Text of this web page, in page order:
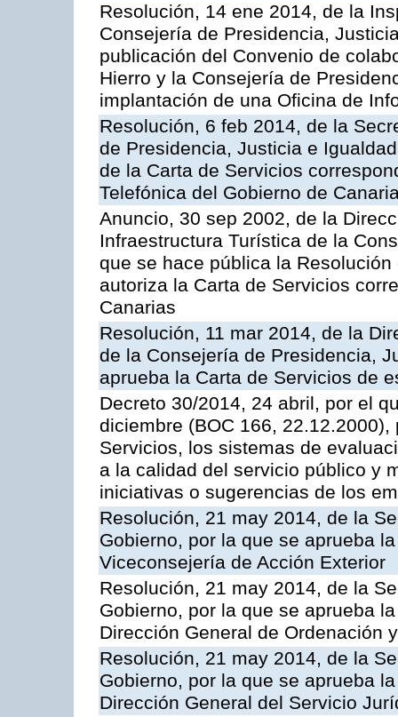
Resolución, 14 ene 2014, de la
Consejería de Presidencia,
publicación del Convenio de
Hierro y la Consejería de
implantación de una Oficina de
Resolución, 6 feb 2014, de la
de Presidencia, Justicia e
de la Carta de Servicios
Telefónica del Gobierno de
Anuncio, 30 sep 2002, de la
Infraestructura Turística de la
que se hace pública la
autoriza la Carta de Servicios
Canarias
Resolución, 11 mar 2014, de la
de la Consejería de Presidencia,
aprueba la Carta de Servicios de
Decreto 30/2014, 24 abril, por el
diciembre (BOC 166,
Servicios, los sistemas de
a la calidad del servicio público y
iniciativas o sugerencias de los
Resolución, 21 may 2014, de la
Gobierno, por la que se aprueba
Viceconsejería de Acción Exterior
Resolución, 21 may 2014, de la
Gobierno, por la que se aprueba
Dirección General de Ordenación
Resolución, 21 may 2014, de la
Gobierno, por la que se aprueba
Dirección General del Servicio